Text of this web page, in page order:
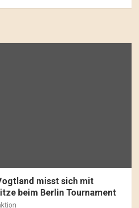
misst sich mit
beim Berlin Tournament